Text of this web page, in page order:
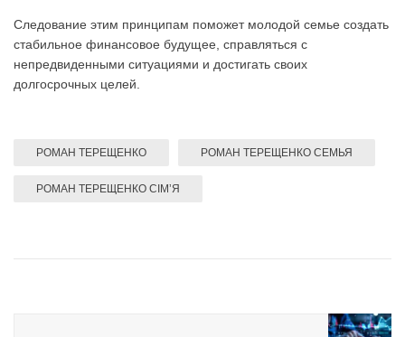
Следование этим принципам поможет молодой семье создать
стабильное финансовое будущее, справляться с
непредвиденными ситуациями и достигать своих
долгосрочных целей.
РОМАН ТЕРЕЩЕНКО РОМАН ТЕРЕЩЕНКО СЕМЬЯ
РОМАН ТЕРЕЩЕНКО СІМʼЯ